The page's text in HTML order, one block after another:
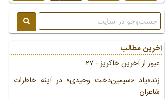
آخرین مطالب
عبور از آخرین خاکریز - 27
زنده‌یاد «سیمین‌دخت وحیدی» در آینه خاطرات
شاعران